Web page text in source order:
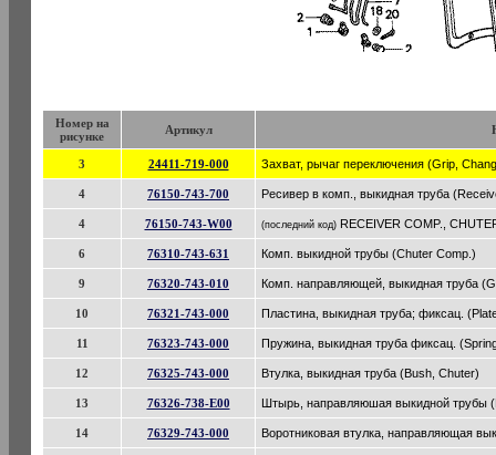
Номер на
рисунке
Артикул
3 24411-719-000 Захват, рычаг переключения (Grip,
4 76150-743-700 Ресивер в комп., выкидная труба
4 76150-743-W00 (последний код) RECEIVER COMP.,
6 76310-743-631 Комп. выкидной трубы (Chuter Comp.)
9 76320-743-010 Комп. направляющей, выкидная труба
10 76321-743-000 Пластина, выкидная труба; фиксац.
11 76323-743-000 Пружина, выкидная труба фиксац.
12 76325-743-000 Втулка, выкидная труба (Bush, Chuter)
13 76326-738-E00 Штырь, направляюшая выкидной трубы
14 76329-743-000 Воротниковая втулка, направляющая